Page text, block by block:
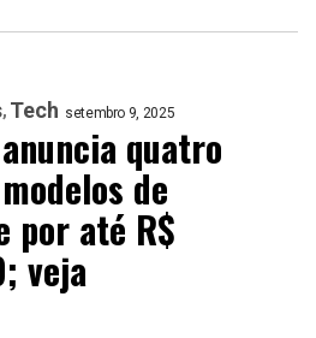
Tech setembro 9, 2025
quatro
de
por até R$
veja